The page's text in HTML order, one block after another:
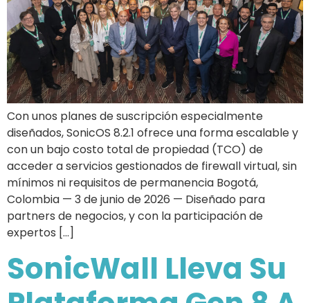
Con unos planes de suscripción especialmente
diseñados, SonicOS 8.2.1 ofrece una forma escalable y
con un bajo costo total de propiedad (TCO) de
acceder a servicios gestionados de firewall virtual, sin
mínimos ni requisitos de permanencia Bogotá,
Colombia — 3 de junio de 2026 — Diseñado para
partners de negocios, y con la participación de
expertos […]
SonicWall Lleva Su